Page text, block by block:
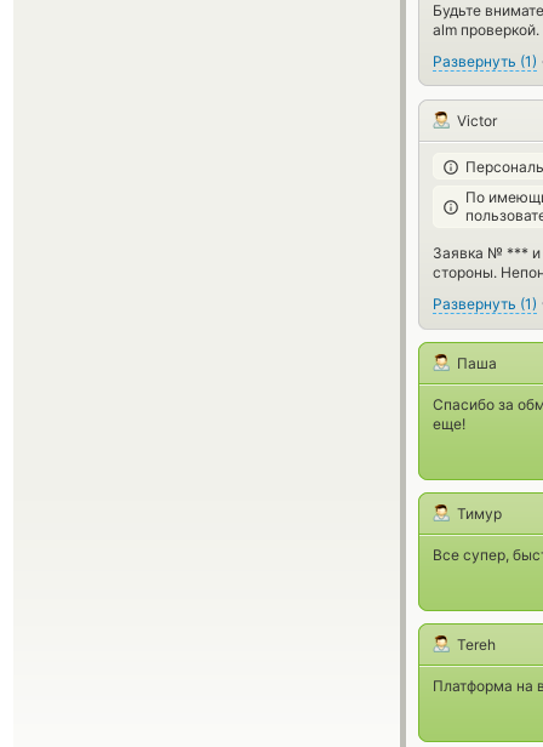
Будьте
alm проверкой.
Развернуть (1)
Victor
По
Заявка № *** и
стороны.
Развернуть (1)
Паша
Спасибо за
еще!
Тимур
Все супер,
Tereh
Платформа на